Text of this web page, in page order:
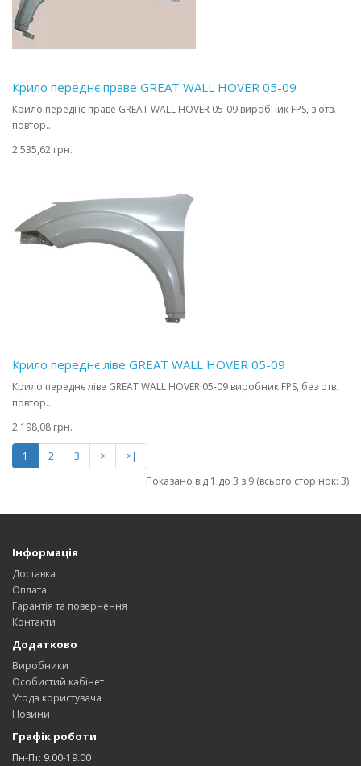
Крило переднє праве GREAT WALL HOVER 05-09
Крило переднє праве GREAT WALL HOVER 05-09 виробник FPS, з отв.
повтор...
2 535,62 грн.
Крило переднє ліве GREAT WALL HOVER 05-09
Крило переднє ліве GREAT WALL HOVER 05-09 виробник FPS, без отв.
повтор...
2 198,08 грн.
1 2 3 >
>|
Показано від 1 до 3 з 9 (всього сторінок: 3)
Інформація
Доставка
Оплата
Гарантія та повернення
Контакти
Додатково
Виробники
Особистий кабінет
Угода користувача
Новини
Графік роботи
Пн-Пт: 9.00-19.00